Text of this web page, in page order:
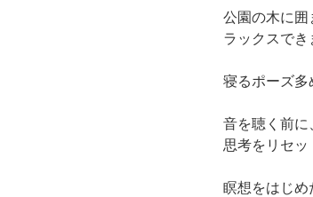
公園の木に
ラックスでき
寝るポーズ多
音を聴く前に
思考をリセッ
瞑想をはじめ